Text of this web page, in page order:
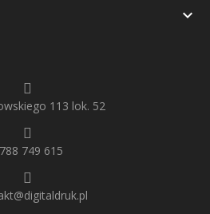

113 lok. 52
788 749 615